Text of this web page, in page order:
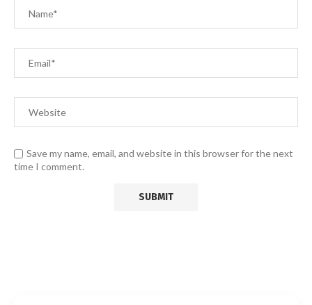
Save my name, email, and website in this browser for the next
time I comment.